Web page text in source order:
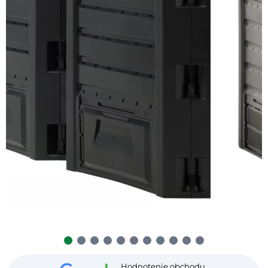
Hodnotenie obchodu